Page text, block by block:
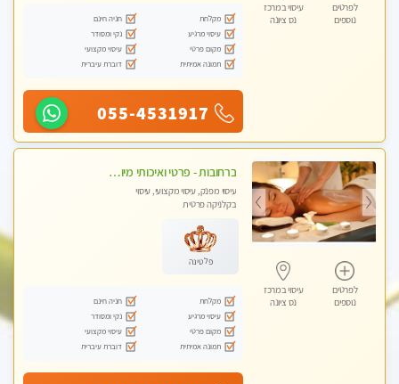
לפרטים
נוספים
עיסוי במרכז
נס ציונה
מקלחת
חניה חינם
עיסוי מרגיע
נקי ומסודר
מקום פרטי
עיסוי מקצועי
תמונה אמיתית
דוברת עיברית
055-4531917
לפרטים
נוספים
עיסוי במרכז
נס ציונה
ברחובות - פרטי ואיכותי מיוחד קלאסי עיסוי לאורך כל הגוף!
עיסוי מפנק, עיסוי מקצועי, עיסוי
בקלניקה פרטית
פלטינה
מקלחת
חניה חינם
עיסוי מרגיע
נקי ומסודר
מקום פרטי
עיסוי מקצועי
תמונה אמיתית
דוברת עיברית